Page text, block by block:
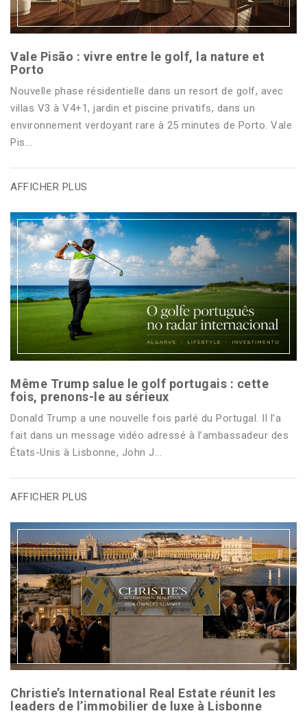
Vale Pisão : vivre entre le golf, la nature et
Porto
Nouvelle phase résidentielle dans un resort de golf, avec
villas V3 à V4+1, jardin et piscine privatifs, dans un
environnement verdoyant rare à 25 minutes de Porto. Vale
Pis...
AFFICHER PLUS
Même Trump salue le golf portugais : cette
fois, prenons-le au sérieux
Donald Trump a une nouvelle fois parlé du Portugal. Il l’a
fait dans un message vidéo adressé à l’ambassadeur des
États-Unis à Lisbonne, John J...
AFFICHER PLUS
Christie’s International Real Estate réunit les
leaders de l’immobilier de luxe à Lisbonne